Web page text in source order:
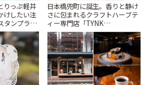
りっぷ軽井
けしたい注
タンプラリ
っぷ
日本橋兜町に誕生。香りと静け
さに包まれるクラフトハーブテ
ィー専門店「TYNK
Kabutocho」 | ことりっぷ